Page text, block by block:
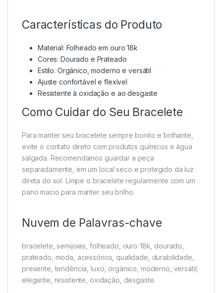
Características do Produto
Material: Folheado em ouro 18k
Cores: Dourado e Prateado
Estilo: Orgânico, moderno e versátil
Ajuste confortável e flexível
Resistente à oxidação e ao desgaste
Como Cuidar do Seu Bracelete
Para manter seu bracelete sempre bonito e brilhante,
evite o contato direto com produtos químicos e água
salgada. Recomendamos guardar a peça
separadamente, em um local seco e protegido da luz
direta do sol. Limpe o bracelete regularmente com um
pano macio para manter seu brilho.
Nuvem de Palavras-chave
bracelete, semijoias, folheado, ouro 18k, dourado,
prateado, moda, acessórios, qualidade, durabilidade,
presente, tendência, luxo, orgânico, moderno, versátil,
elegante, resistente, oxidação, desgaste.